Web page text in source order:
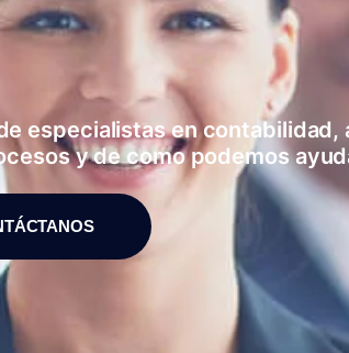
especialistas en contabilidad,
y de como podemos